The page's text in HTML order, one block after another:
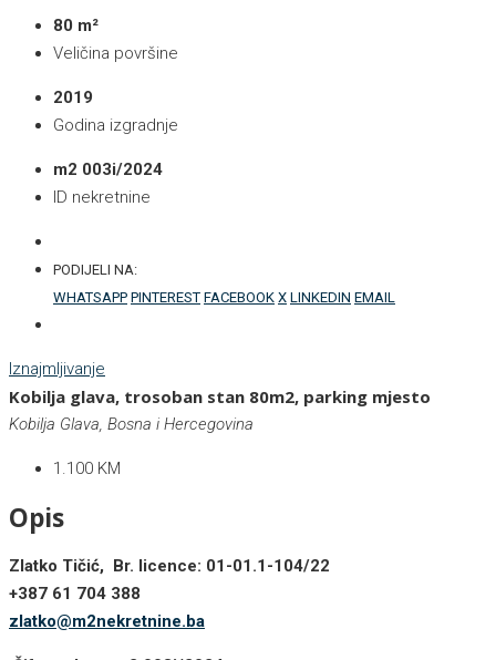
80 m²
Veličina površine
2019
Godina izgradnje
m2 003i/2024
ID nekretnine
PODIJELI NA:
WHATSAPP PINTEREST FACEBOOK X LINKEDIN EMAIL
Iznajmljivanje
Kobilja glava, trosoban stan 80m2, parking mjesto
Kobilja Glava, Bosna i Hercegovina
1.100 KM
Opis
Zlatko Tičić, Br. licence: 01-01.1-104/22
+387 61 704 388
zlatko@m2nekretnine.ba